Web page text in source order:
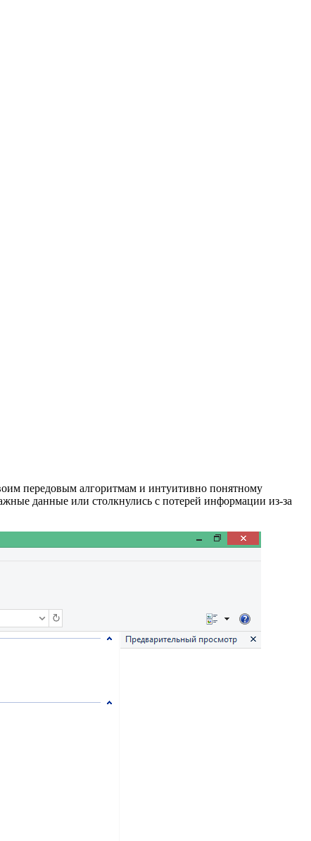
передовым алгоритмам и интуитивно понятному
данные или столкнулись с потерей информации из-за